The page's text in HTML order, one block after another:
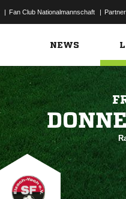
| Fan Club Nationalmannschaft | Partner
NEWS